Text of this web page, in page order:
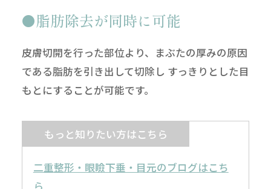
脂肪除去が同時に可能
皮膚切開を行った部位より、まぶたの厚みの原因
である脂肪を引き出して切除し すっきりとした目
もとにすることが可能です。
もっと知りたい方はこちら
二重整形・眼瞼下垂・目元のブログはこち